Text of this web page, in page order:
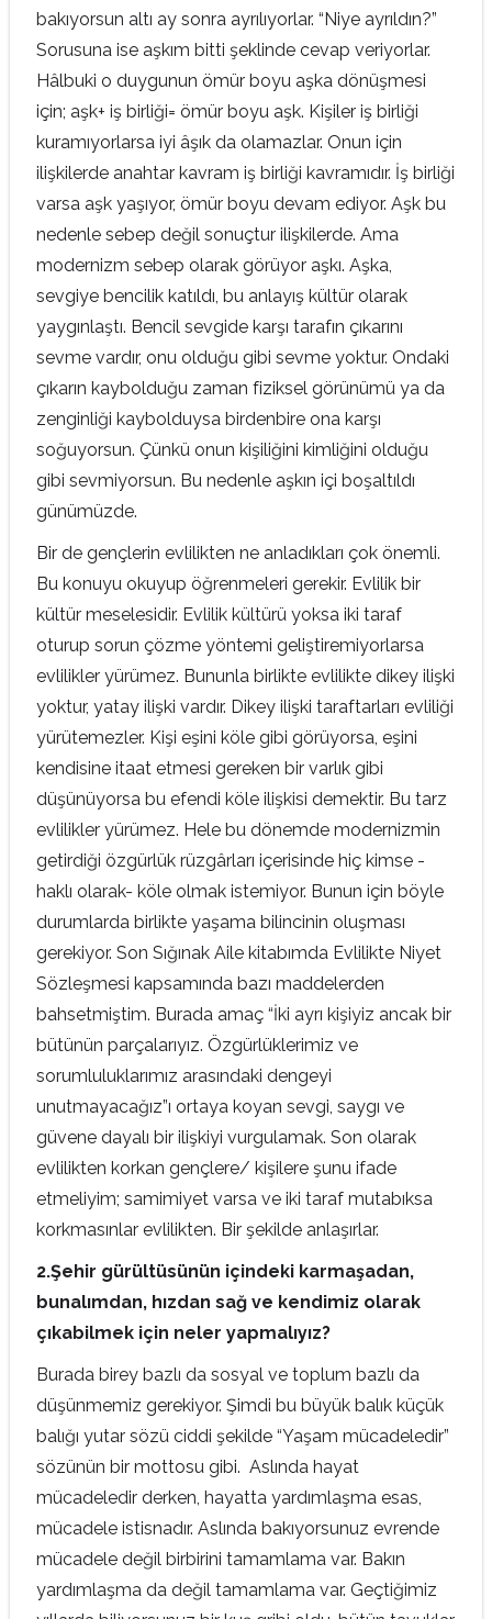
bakıyorsun altı ay sonra ayrılıyorlar. “Niye ayrıldın?”
Sorusuna ise aşkım bitti şeklinde cevap veriyorlar.
Hâlbuki o duygunun ömür boyu aşka dönüşmesi
için; aşk+ iş birliği= ömür boyu aşk. Kişiler iş birliği
kuramıyorlarsa iyi âşık da olamazlar. Onun için
ilişkilerde anahtar kavram iş birliği kavramıdır. İş birliği
varsa aşk yaşıyor, ömür boyu devam ediyor. Aşk bu
nedenle sebep değil sonuçtur ilişkilerde. Ama
modernizm sebep olarak görüyor aşkı. Aşka,
sevgiye bencilik katıldı, bu anlayış kültür olarak
yaygınlaştı. Bencil sevgide karşı tarafın çıkarını
sevme vardır, onu olduğu gibi sevme yoktur. Ondaki
çıkarın kaybolduğu zaman fiziksel görünümü ya da
zenginliği kaybolduysa birdenbire ona karşı
soğuyorsun. Çünkü onun kişiliğini kimliğini olduğu
gibi sevmiyorsun. Bu nedenle aşkın içi boşaltıldı
günümüzde.
Bir de gençlerin evlilikten ne anladıkları çok önemli.
Bu konuyu okuyup öğrenmeleri gerekir. Evlilik bir
kültür meselesidir. Evlilik kültürü yoksa iki taraf
oturup sorun çözme yöntemi geliştiremiyorlarsa
evlilikler yürümez. Bununla birlikte evlilikte dikey ilişki
yoktur, yatay ilişki vardır. Dikey ilişki taraftarları evliliği
yürütemezler. Kişi eşini köle gibi görüyorsa, eşini
kendisine itaat etmesi gereken bir varlık gibi
düşünüyorsa bu efendi köle ilişkisi demektir. Bu tarz
evlilikler yürümez. Hele bu dönemde modernizmin
getirdiği özgürlük rüzgârları içerisinde hiç kimse -
haklı olarak- köle olmak istemiyor. Bunun için böyle
durumlarda birlikte yaşama bilincinin oluşması
gerekiyor. Son Sığınak Aile kitabımda Evlilikte Niyet
Sözleşmesi kapsamında bazı maddelerden
bahsetmiştim. Burada amaç “İki ayrı kişiyiz ancak bir
bütünün parçalarıyız. Özgürlüklerimiz ve
sorumluluklarımız arasındaki dengeyi
unutmayacağız”ı ortaya koyan sevgi, saygı ve
güvene dayalı bir ilişkiyi vurgulamak. Son olarak
evlilikten korkan gençlere/ kişilere şunu ifade
etmeliyim; samimiyet varsa ve iki taraf mutabıksa
korkmasınlar evlilikten. Bir şekilde anlaşırlar.
2.Şehir gürültüsünün içindeki karmaşadan,
bunalımdan, hızdan sağ ve kendimiz olarak
çıkabilmek için neler yapmalıyız?
Burada birey bazlı da sosyal ve toplum bazlı da
düşünmemiz gerekiyor. Şimdi bu büyük balık küçük
balığı yutar sözü ciddi şekilde “Yaşam mücadeledir”
sözünün bir mottosu gibi. Aslında hayat
mücadeledir derken, hayatta yardımlaşma esas,
mücadele istisnadır. Aslında bakıyorsunuz evrende
mücadele değil birbirini tamamlama var. Bakın
yardımlaşma da değil tamamlama var. Geçtiğimiz